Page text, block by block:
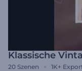
Klassische
20 Szenen 1K+